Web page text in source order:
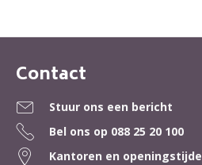
Contactinformatie
Contact
Stuur ons een bericht
Bel ons op 088 25 20 100
Kantoren en